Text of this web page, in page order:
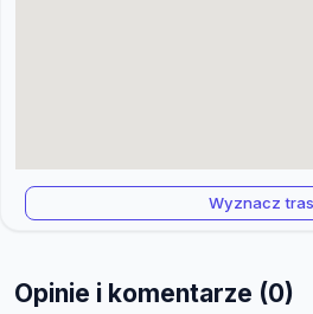
Wyznacz
Opinie i komentarze (0)